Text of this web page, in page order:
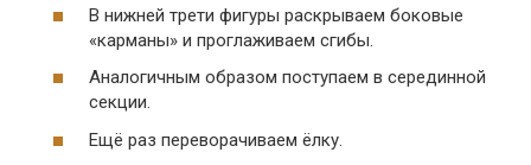
В нижней трети фигуры раскрываем боковые
«карманы» и проглаживаем сгибы.
Аналогичным образом поступаем в серединной
секции.
Ещё раз переворачиваем ёлку.